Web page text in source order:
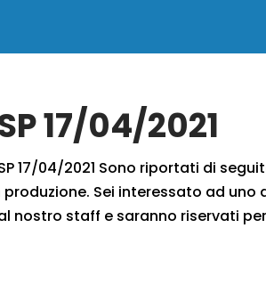
17/04/2021
17/04/2021 Sono riportati di
Sei interessato ad uno
nostro staff e saranno riservati